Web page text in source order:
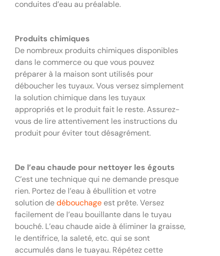
conduites d’eau au préalable.
Produits chimiques
De nombreux produits chimiques disponibles
dans le commerce ou que vous pouvez
préparer à la maison sont utilisés pour
déboucher les tuyaux. Vous versez simplement
la solution chimique dans les tuyaux
appropriés et le produit fait le reste. Assurez-
vous de lire attentivement les instructions du
produit pour éviter tout désagrément.
De l’eau chaude pour nettoyer les égouts
C’est une technique qui ne demande presque
rien. Portez de l’eau à ébullition et votre
solution dedébouchage est prête. Versez
facilement de l’eau bouillante dans le tuyau
bouché. L’eau chaude aide à éliminer la graisse,
le dentifrice, la saleté, etc. qui se sont
accumulés dans le tuayau. Répétez cette